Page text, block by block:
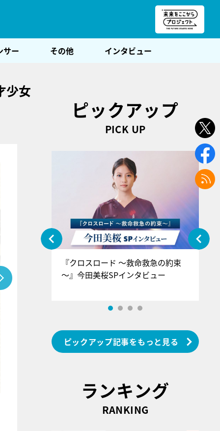
サー その他 インタビュー
少女
ピックアップ
PICK UP
』＝LOV
インタ
『クロスロード ～救命救急の約束
～』今田美桜SPインタビュー
ピックアップ記事をもっと見る
ランキング
RANKING